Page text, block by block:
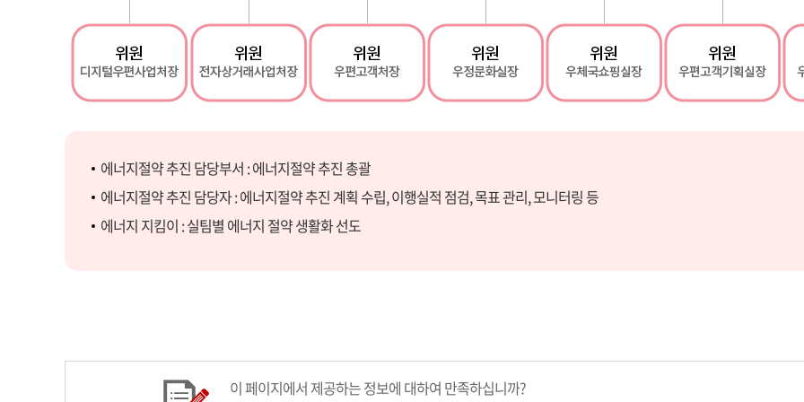
에너지절약 추진 담당부서 : 에너지절약 추진 총괄
에너지절약 추진 담당자 : 에너지절약 추진 계획 수립, 이행실적 점검, 목표 관리, 모니터링 등
에너지 지킴이 : 실팀별 에너지 절약 생활화 선도
이 페이지에서 제공하는 정보에 대하여 만족하십니까?